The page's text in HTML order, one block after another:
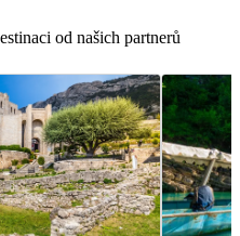
od našich partnerů